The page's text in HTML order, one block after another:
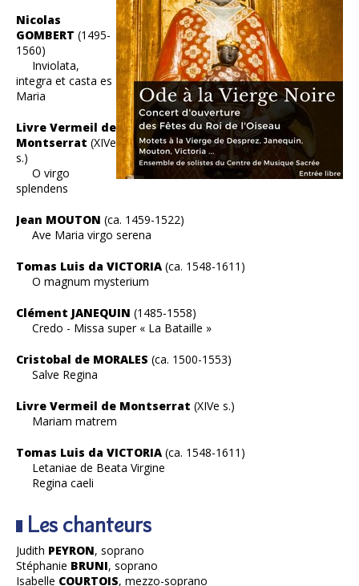
Nicolas
GOMBERT (1495-
1560)
Inviolata,
integra et casta es
Maria
Livre Vermeil de
Montserrat (XIVe
s.)
O virgo
splendens
Jean MOUTON (ca. 1459-1522)
Ave Maria virgo serena
Tomas Luis da VICTORIA (ca. 1548-1611)
O magnum mysterium
Clément JANEQUIN (1485-1558)
Credo - Missa super « La Bataille »
Cristobal de MORALES (ca. 1500-1553)
Salve Regina
Livre Vermeil de Montserrat (XIVe s.)
Mariam matrem
Tomas Luis da VICTORIA (ca. 1548-1611)
Letaniae de Beata Virgine
Regina caeli
Les chanteurs
Judith PEYRON, soprano
Stéphanie BRUNI, soprano
Isabelle COURTOIS, mezzo-soprano